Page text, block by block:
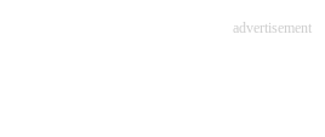
advertisement